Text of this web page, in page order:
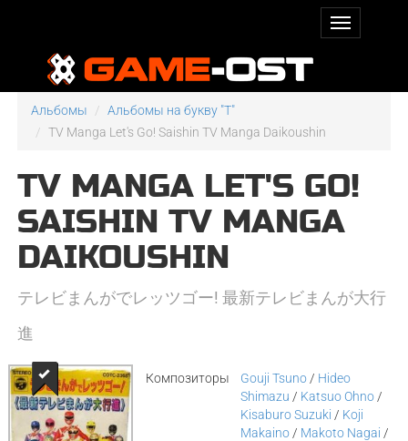
Альбомы
Альбомы на букву "T"
TV Manga Let's Go! Saishin TV Manga Daikoushin
TV MANGA LET'S GO!
SAISHIN TV MANGA
DAIKOUSHIN
テレビまんがでレッツゴー! 最新テレビまんが大行
進
Композиторы Gouji Tsuno / Hideo
Shimazu / Katsuo Ohno /
Kisaburo Suzuki / Koji
Makaino / Makoto Nagai /